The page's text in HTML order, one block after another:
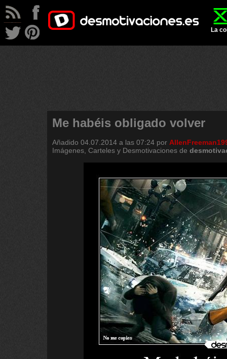
La
Me habéis obligado volver
Añadido 04.07.2014 a las 07:24 por
Imágenes, Carteles y Desmotivaciones de